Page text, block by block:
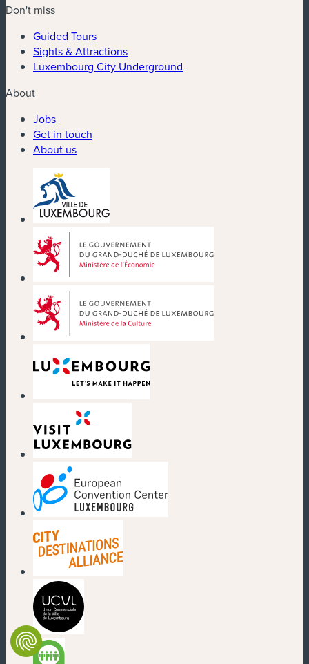
Don't miss
Guided Tours
Sights & Attractions
Luxembourg City Underground
About
Jobs
Get in touch
About us